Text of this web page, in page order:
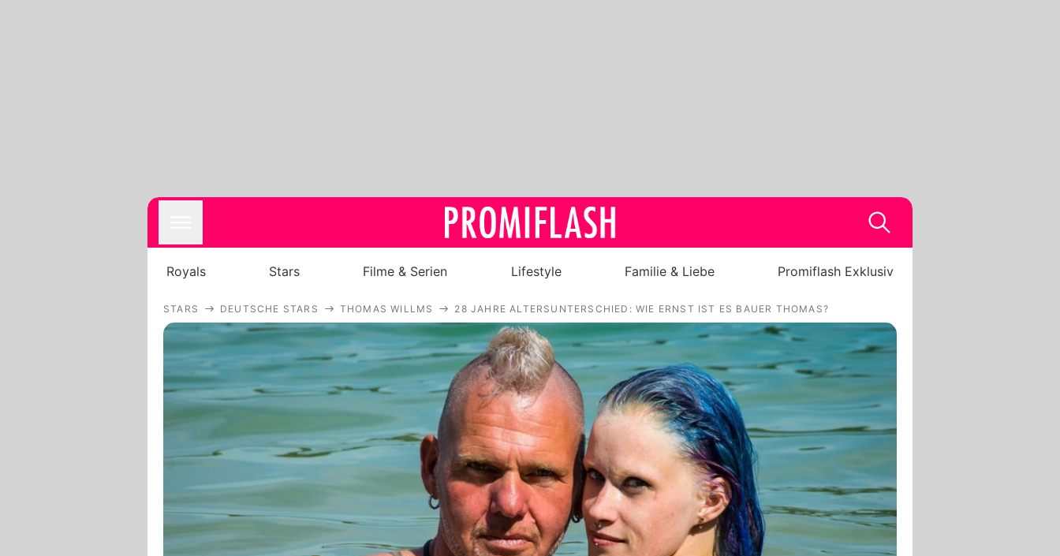
Royals
Stars
Filme & Serien
Lifestyle
Familie & Liebe
Promiflash Exklusiv
Alle Themen auf Promiflash
Royals Stars Filme & Serien Lifestyle Familie & Liebe Promiflash Exklusiv
STARS DEUTSCHE STARS THOMAS WILLMS 28 JAHRE ALTERSUNTERSCHIED: WIE ERNST IST ES BAUER THOMAS?